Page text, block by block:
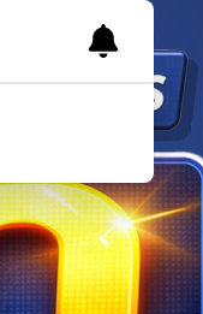
CLASIFICADOS